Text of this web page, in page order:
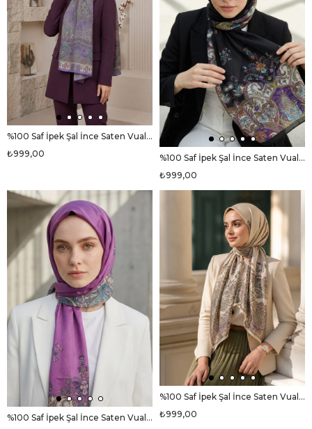
%100 Saf İpek Şal İnce Saten Vual Dokuma Etro Desenli Mor Renkli 90x210 Şal
₺999,00
%100 Saf İpek Şal İnce Saten Vual Dokuma Etnik Desenli Siyah Renkli 90x210 Şal
₺999,00
%100 Saf İpek Şal İnce Saten Vual Dokuma Etnik Desenli Mürdüm Renkli 90x210 Şal
%100 Saf İpek Şal İnce Saten Vual Dokuma Etnik Desenli Krem - Haki Renkli 90x210 Şal
₺999,00